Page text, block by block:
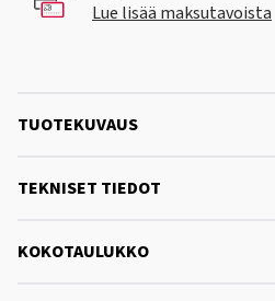
Lue lisää maksutavoista
TUOTEKUVAUS
TEKNISET TIEDOT
KOKOTAULUKKO